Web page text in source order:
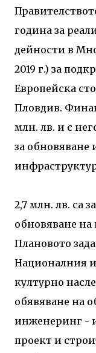
година за
дейности в
2019 г.) за
Европейска
Пловдив.
млн. лв. и с
за обновяване
2,7 млн. лв. са
обновяване
Плановото
Националния
културно
обявяване на
инженеринг -
проект и